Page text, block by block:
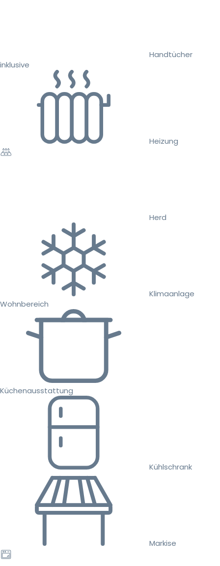
Handtücher
inklusive
Heizung
Herd
Klimaanlage
Wohnbereich
Küchenausstattung
Kühlschrank
Markise